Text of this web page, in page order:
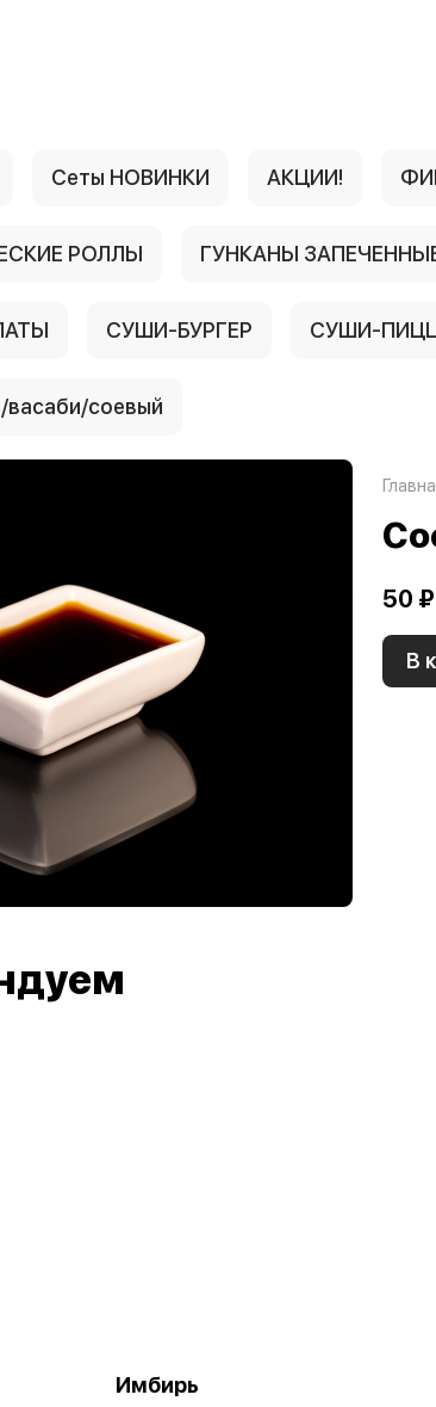
Сеты НОВИНКИ АКЦИИ!
РОЛЛЫ ГУНКАНЫ
СУШИ-БУРГЕР СУШИ-
соевый
50 ₽
В
Имбирь